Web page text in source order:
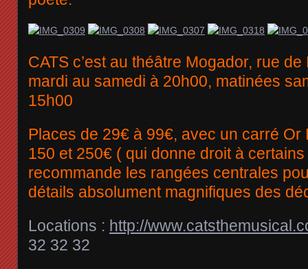
CATS c’est au théâtre Mogador, rue
mardi au samedi à 20h00, matinées
15h00
Places de 29€ à 99€, avec un carré Or
150 et 250€ ( qui donne droit à
recommande les rangées centrales
détails absolument magnifiques des
Locations : http://
32 32 32